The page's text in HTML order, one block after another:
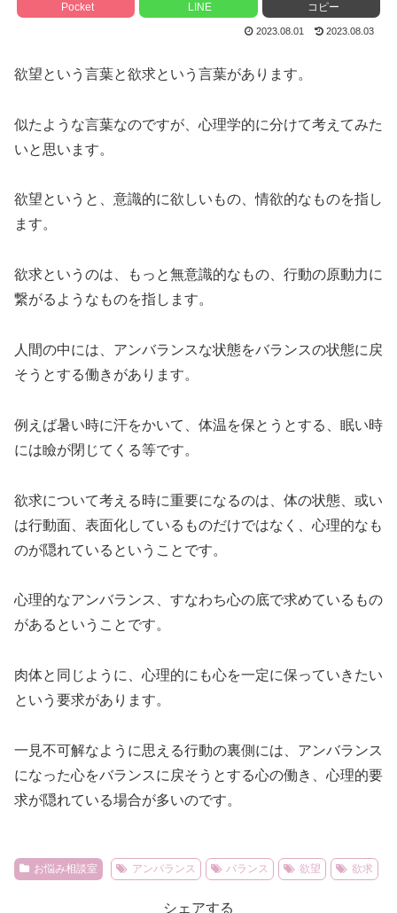
Pocket LINE コピー
2023.08.01 2023.08.03
欲望という言葉と欲求という言葉があります。
似たような言葉なのですが、心理学的に分けて考えてみた
いと思います。
欲望というと、意識的に欲しいもの、情欲的なものを指し
ます。
欲求というのは、もっと無意識的なもの、行動の原動力に
繋がるようなものを指します。
人間の中には、アンバランスな状態をバランスの状態に戻
そうとする働きがあります。
例えば暑い時に汗をかいて、体温を保とうとする、眠い時
には瞼が閉じてくる等です。
欲求について考える時に重要になるのは、体の状態、或い
は行動面、表面化しているものだけではなく、心理的なも
のが隠れているということです。
心理的なアンバランス、すなわち心の底で求めているもの
があるということです。
肉体と同じように、心理的にも心を一定に保っていきたい
という要求があります。
一見不可解なように思える行動の裏側には、アンバランス
になった心をバランスに戻そうとする心の働き、心理的要
求が隠れている場合が多いのです。
お悩み相談室 アンバランス バランス 欲望 欲求
シェアする